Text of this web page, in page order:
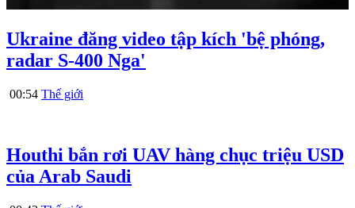
Ukraine đăng video tập kích 'bệ phóng,
radar S-400 Nga'
00:54 Thế giới
Houthi bắn rơi UAV hàng chục triệu USD
của Arab Saudi